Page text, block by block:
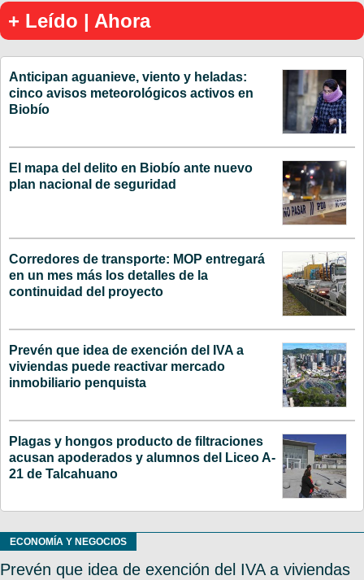
+ Leído | Ahora
Anticipan aguanieve, viento y heladas:
cinco avisos meteorológicos activos en
Biobío
El mapa del delito en Biobío ante nuevo
plan nacional de seguridad
Corredores de transporte: MOP entregará
en un mes más los detalles de la
continuidad del proyecto
Prevén que idea de exención del IVA a
viviendas puede reactivar mercado
inmobiliario penquista
Plagas y hongos producto de filtraciones
acusan apoderados y alumnos del Liceo A-
21 de Talcahuano
ECONOMÍA Y NEGOCIOS
Prevén que idea de exención del IVA a viviendas